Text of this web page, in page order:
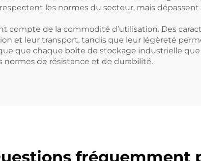
les normes du secteur, mais
compte de la commodité d’utilisation. Des
et leur transport, tandis que leur légèreté
que chaque boîte de stockage industrielle
normes de résistance et de durabilité.
fréquemment